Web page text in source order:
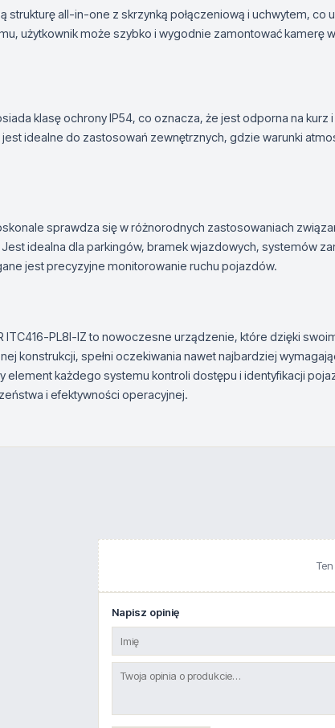
strukturę all-in-one z skrzynką połączeniową i uchwytem, co
użytkownik może szybko i wygodnie zamontować kamerę
klasę ochrony IP54, co oznacza, że jest odporna na kurz
idealne do zastosowań zewnętrznych, gdzie warunki
sprawdza się w różnorodnych zastosowaniach
idealna dla parkingów, bramek wjazdowych, systemów
jest precyzyjne monitorowanie ruchu pojazdów.
ITC416-PL8I-IZ to nowoczesne urządzenie, które dzięki
konstrukcji, spełni oczekiwania nawet najbardziej
element każdego systemu kontroli dostępu i identyfikacji
i efektywności operacyjnej.
Napisz opinię